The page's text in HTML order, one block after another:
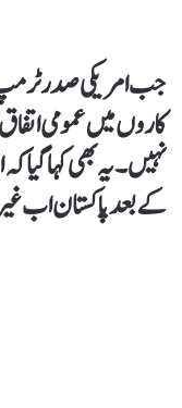
جب امریکی صدر ٹرمپ
کاروں میں عمومی
نہیں۔ یہ بھی کہا گیا
کے بعد پاکستان اب